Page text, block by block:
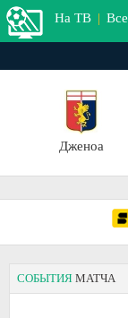
На ТВ | Все
Дженоа
СОБЫТИЯ МАТЧА